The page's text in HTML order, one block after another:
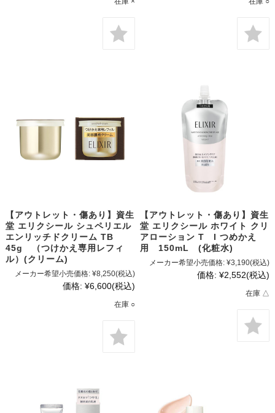
【アウトレット・傷あり】資生
堂 エリクシール シュペリエル
エンリッチドクリーム TB
45g （つけかえ専用レフィ
ル）(クリーム)
メーカー希望小売価格: ¥8,250(税込)
価格: ¥6,600(税込)
在庫 ○
【アウトレット・傷あり】資生
堂 エリクシール ホワイト クリ
アローション T I つめかえ
用 150mL (化粧水)
メーカー希望小売価格: ¥3,190(税込)
価格: ¥2,552(税込)
在庫 △